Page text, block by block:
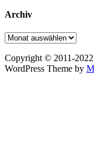
Archiv
Archiv
Copyright © 2011-2022
WordPress Theme by